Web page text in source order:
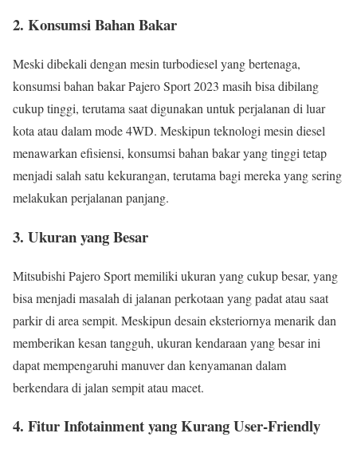
2. Konsumsi Bahan Bakar
Meski dibekali dengan mesin turbodiesel yang bertenaga,
konsumsi bahan bakar Pajero Sport 2023 masih bisa dibilang
cukup tinggi, terutama saat digunakan untuk perjalanan di luar
kota atau dalam mode 4WD. Meskipun teknologi mesin diesel
menawarkan efisiensi, konsumsi bahan bakar yang tinggi tetap
menjadi salah satu kekurangan, terutama bagi mereka yang sering
melakukan perjalanan panjang.
3. Ukuran yang Besar
Mitsubishi Pajero Sport memiliki ukuran yang cukup besar, yang
bisa menjadi masalah di jalanan perkotaan yang padat atau saat
parkir di area sempit. Meskipun desain eksteriornya menarik dan
memberikan kesan tangguh, ukuran kendaraan yang besar ini
dapat mempengaruhi manuver dan kenyamanan dalam
berkendara di jalan sempit atau macet.
4. Fitur Infotainment yang Kurang User-Friendly